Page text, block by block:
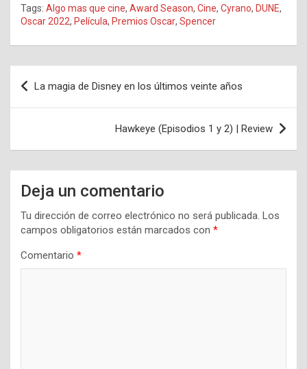
Tags: Algo mas que cine, Award Season, Cine, Cyrano, DUNE,
Oscar 2022, Película, Premios Oscar, Spencer
Navegación
de
La magia de Disney en los últimos veinte años
Hawkeye (Episodios 1 y 2) | Review
Deja un comentario
Tu dirección de correo electrónico no será publicada. Los
campos obligatorios están marcados con *
Comentario *